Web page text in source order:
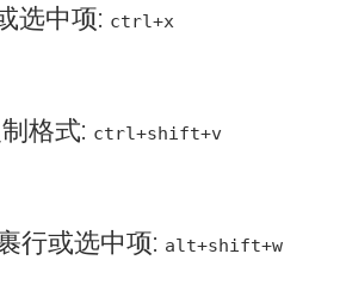
选中项: ctrl+x
格式: ctrl+shift+v
行或选中项: alt+shift+w